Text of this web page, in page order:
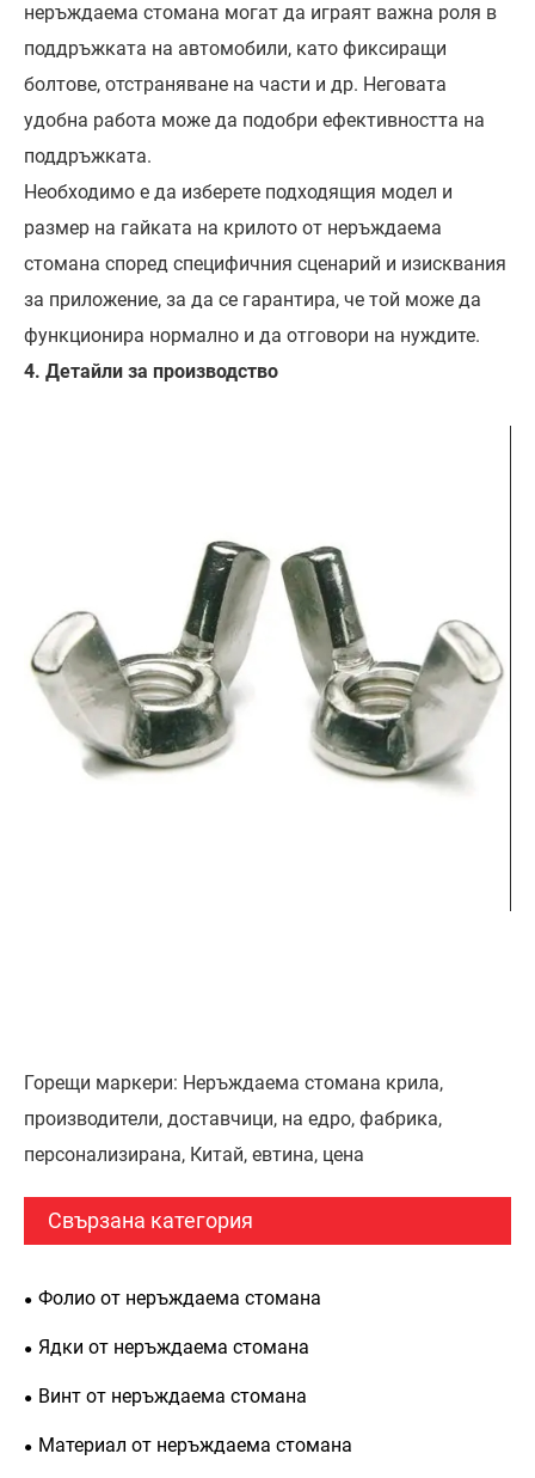
неръждаема стомана могат да играят важна роля в
поддръжката на автомобили, като фиксиращи
болтове, отстраняване на части и др. Неговата
удобна работа може да подобри ефективността на
поддръжката.
Необходимо е да изберете подходящия модел и
размер на гайката на крилото от неръждаема
стомана според специфичния сценарий и изисквания
за приложение, за да се гарантира, че той може да
функционира нормално и да отговори на нуждите.
4. Детайли за производство
Горещи маркери: Неръждаема стомана крила,
производители, доставчици, на едро, фабрика,
персонализирана, Китай, евтина, цена
Свързана категория
Фолио от неръждаема стомана
Ядки от неръждаема стомана
Винт от неръждаема стомана
Материал от неръждаема стомана